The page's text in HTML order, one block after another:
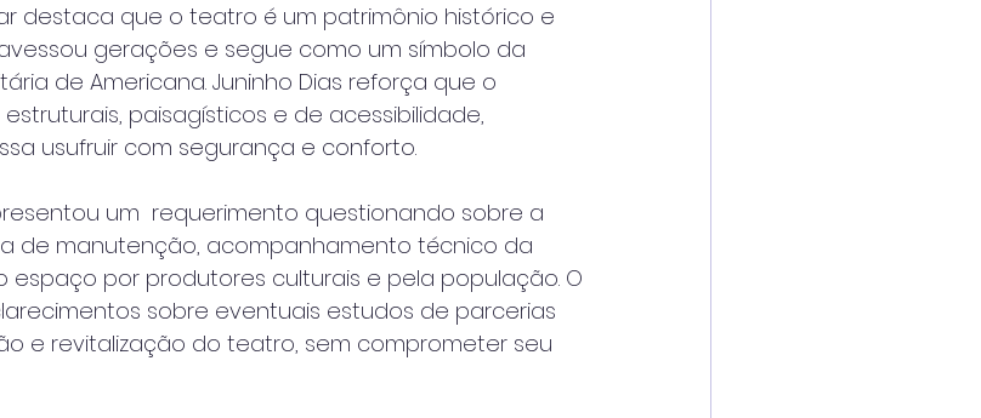
destaca que o teatro é um patrimônio histórico e
gerações e segue como um símbolo da
de Americana. Juninho Dias reforça que o
paisagísticos e de acessibilidade,
usufruir com segurança e conforto.
um  requerimento questionando sobre a
de manutenção, acompanhamento técnico da
espaço por produtores culturais e pela população. O
sobre eventuais estudos de parcerias
e revitalização do teatro, sem comprometer seu